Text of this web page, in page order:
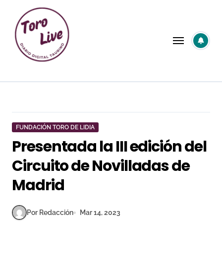
contenido
FUNDACIÓN TORO DE LIDIA
Presentada la III edición del
Circuito de Novilladas de
Madrid
Por Redacción Mar 14, 2023